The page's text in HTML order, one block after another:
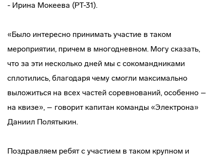
- Ирина Мокеева (РТ-31).
«Было интересно принимать участие в таком
мероприятии, причем в многодневном. Могу сказать,
что за эти несколько дней мы с сокомандниками
сплотились, благодаря чему смогли максимально
выложиться на всех частей соревнований, особенно –
на квизе», – говорит капитан команды «Электрона»
Даниил Полятыкин.
Поздравляем ребят с участием в таком крупном и